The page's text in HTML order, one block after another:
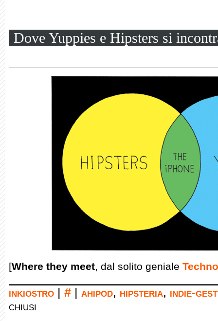
Dove Yuppies e Hipsters si
[Where they meet, dal solito geniale
inkiostro # ahipod, hipsteria, indie-
chiusi